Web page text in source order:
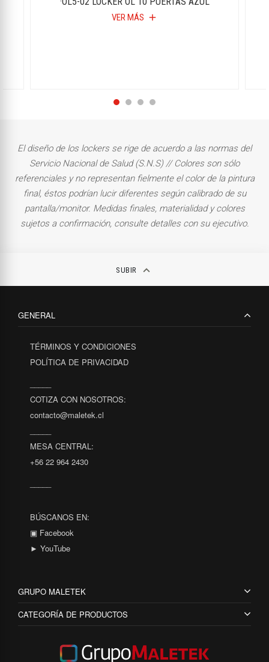
VER MÁS add
El diseño de los lockers se rige de acuerdo a las normas del
Servicio Nacional de Salud (S.N.S) // Colores son sólo
referenciales y no representan fielmente el color de la pintura
final, éstos podrían lucir diferentes según calibrado de su
pantalla/monitor. Medidas finales, materialidad y colores
sujetos a confirmación, consulte detalles con su ejecutivo.
SUBIR keyboard_arrow_up
GENERAL
TÉRMINOS Y CONDICIONES
POLÍTICA DE PRIVACIDAD
COTIZA CON NOSOTROS:
contacto@maletek.cl
MESA CENTRAL:
+56 22 964 2430
BÚSCANOS EN:
▣ Facebook
► YouTube
GRUPO MALETEK
CATEGORÍA DE PRODUCTOS